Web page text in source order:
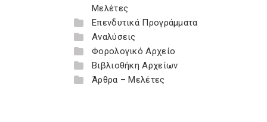
Μελέτες
Επενδυτικά Προγράμματα
Αναλύσεις
Φορολογικό Αρχείο
Βιβλιοθήκη Αρχείων
Άρθρα – Μελέτες